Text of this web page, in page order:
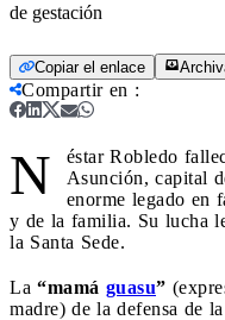
de gestación
Copiar el enlace
Compartir en :
N
éstar Robledo
Asunción, capital
enorme legado en
y de la familia. Su lucha
la Santa Sede.
La “mamá guasu”
madre) de la defensa de